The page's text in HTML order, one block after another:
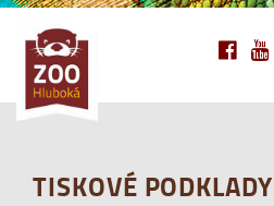
TISKOVÉ PODKLADY